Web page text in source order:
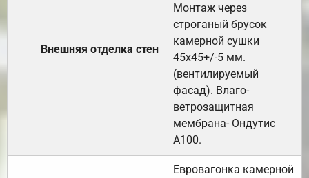
Внешняя отделка стен
Монтаж через
строганый брусок
камерной сушки
45х45+/-5 мм.
(вентилируемый
фасад). Влаго-
ветрозащитная
мембрана- Ондутис
А100.
Евровагонка камерной